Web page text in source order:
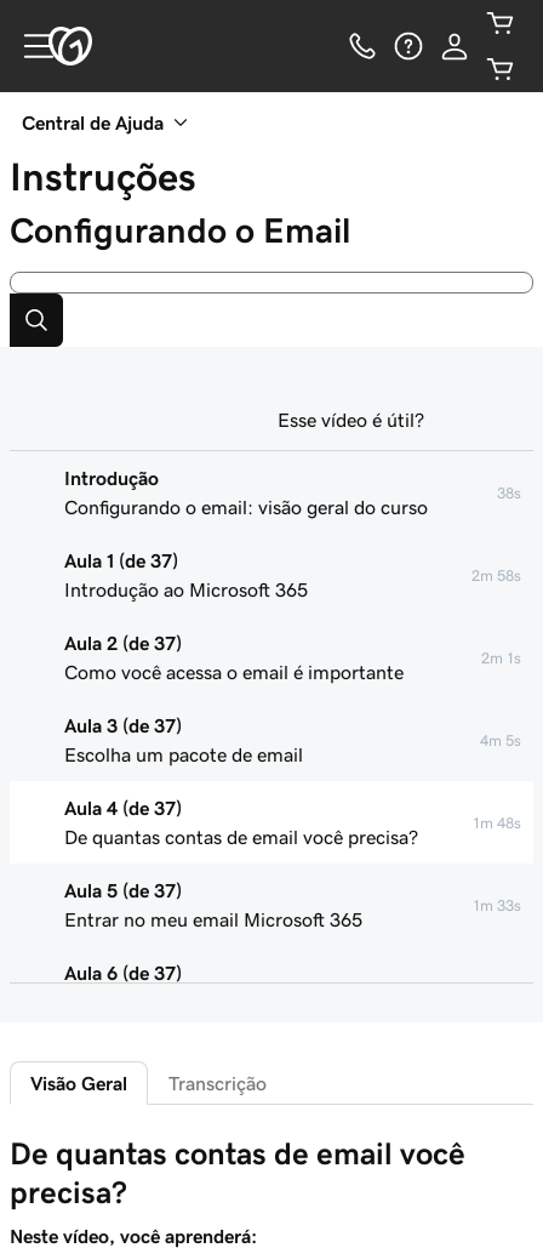
Central de Ajuda
Instruções
Configurando o Email
Introdução
Configurando o email: visão geral do curso
38s
Aula 1 (de 37)
Introdução ao Microsoft 365
2m 58s
Aula 2 (de 37)
Como você acessa o email é importante
2m 1s
Aula 3 (de 37)
Escolha um pacote de email
4m 5s
Aula 4 (de 37)
De quantas contas de email você precisa?
1m 48s
Aula 5 (de 37)
Entrar no meu email Microsoft 365
1m 33s
Aula 6 (de 37)
Aula 7 (de 37)
Aula 8 (de 37)
Adicionar meu email Microsoft 365 ao Outlook
em um iPhone
Esse vídeo é útil?
Visão Geral Transcrição
De quantas contas de email você
precisa?
Neste vídeo, você aprenderá: